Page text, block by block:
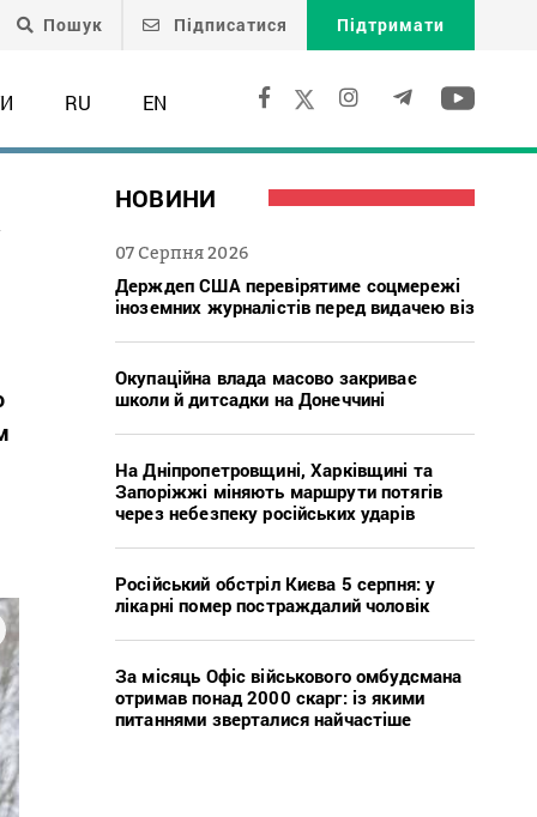
Пошук Підписатися Підтримати
RU EN
НОВИНИ
07 Серпня 2026
Держдеп США перевірятиме соцмережі
іноземних журналістів перед видачею віз
Окупаційна влада масово закриває
школи й дитсадки на Донеччині
На Дніпропетровщині, Харківщині та
Запоріжжі міняють маршрути потягів
через небезпеку російських ударів
Російський обстріл Києва 5 серпня: у
лікарні помер постраждалий чоловік
За місяць Офіс військового омбудсмана
отримав понад 2000 скарг: із якими
питаннями зверталися найчастіше